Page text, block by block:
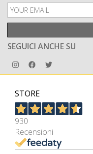
SEGUICI ANCHE SU
STORE
930
Recensioni